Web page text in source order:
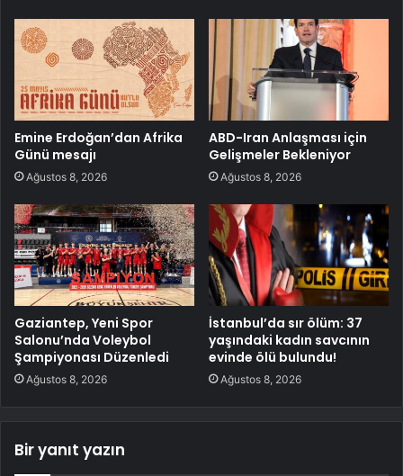
Emine Erdoğan’dan Afrika
Günü mesajı
Ağustos 8, 2026
ABD-Iran Anlaşması için
Gelişmeler Bekleniyor
Ağustos 8, 2026
Gaziantep, Yeni Spor
Salonu’nda Voleybol
Şampiyonası Düzenledi
Ağustos 8, 2026
İstanbul’da sır ölüm: 37
yaşındaki kadın savcının
evinde ölü bulundu!
Ağustos 8, 2026
Bir yanıt yazın